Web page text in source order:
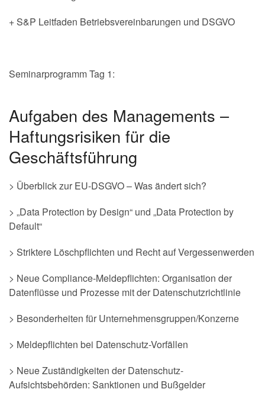
+ S&P Leitfaden Betriebsvereinbarungen und DSGVO
Seminarprogramm Tag 1:
Aufgaben des Managements –
Haftungsrisiken für die
Geschäftsführung
> Überblick zur EU-DSGVO – Was ändert sich?
> „Data Protection by Design“ und „Data Protection by
Default“
> Striktere Löschpflichten und Recht auf Vergessenwerden
> Neue Compliance-Meldepflichten: Organisation der
Datenflüsse und Prozesse mit der Datenschutzrichtlinie
> Besonderheiten für Unternehmensgruppen/Konzerne
> Meldepflichten bei Datenschutz-Vorfällen
> Neue Zuständigkeiten der Datenschutz-
Aufsichtsbehörden: Sanktionen und Bußgelder